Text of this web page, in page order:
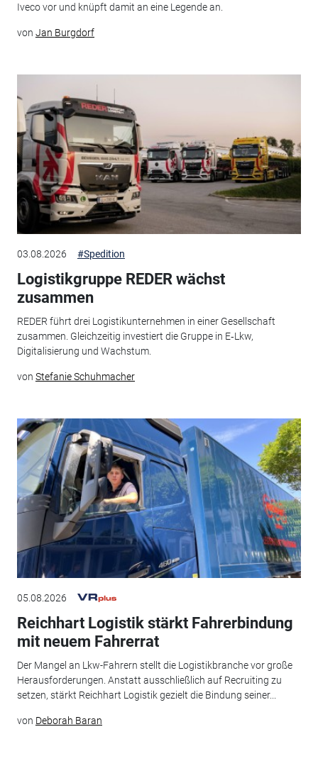
Iveco vor und knüpft damit an eine Legende an.
von Jan Burgdorf
03.08.2026 #Spedition
Logistikgruppe REDER wächst
zusammen
REDER führt drei Logistikunternehmen in einer Gesellschaft
zusammen. Gleichzeitig investiert die Gruppe in E‑Lkw,
Digitalisierung und Wachstum.
von Stefanie Schuhmacher
05.08.2026
Reichhart Logistik stärkt Fahrerbindung
mit neuem Fahrerrat
Der Mangel an Lkw-Fahrern stellt die Logistikbranche vor große
Herausforderungen. Anstatt ausschließlich auf Recruiting zu
setzen, stärkt Reichhart Logistik gezielt die Bindung seiner...
von Deborah Baran